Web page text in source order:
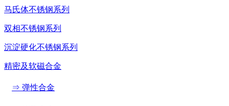
马氏体不锈钢系列
双相不锈钢系列
沉淀硬化不锈钢系列
精密及软磁合金
⇒ 弹性合金